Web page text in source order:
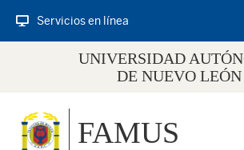
Servicios en línea
UNIVERSIDAD
DE NUEVO LEÓN
FAMUS